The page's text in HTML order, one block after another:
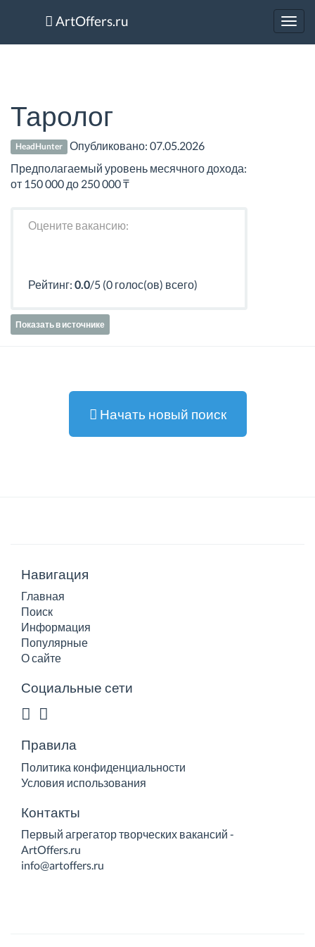
ArtOffers.ru
Таролог
HeadHunter Опубликовано:07.05.2026
Предполагаемый уровень месячного дохода:
от 150 000 до 250 000 ₸
Оцените вакансию:
Рейтинг: 0.0/5 (0 голос(ов) всего)
Показать в источнике
Начать новый поиск
Навигация
Главная
Поиск
Информация
Популярные
О сайте
Социальные сети
Правила
Политика конфиденциальности
Условия использования
Контакты
Первый агрегатор творческих вакансий -
ArtOffers.ru
info@artoffers.ru